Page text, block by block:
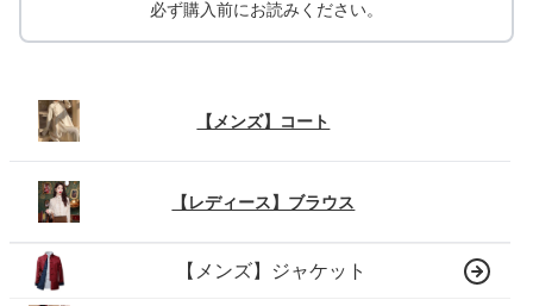
必ず購入前にお読みください。
【メンズ】コート
【レディース】ブラウス
【メンズ】ジャケット